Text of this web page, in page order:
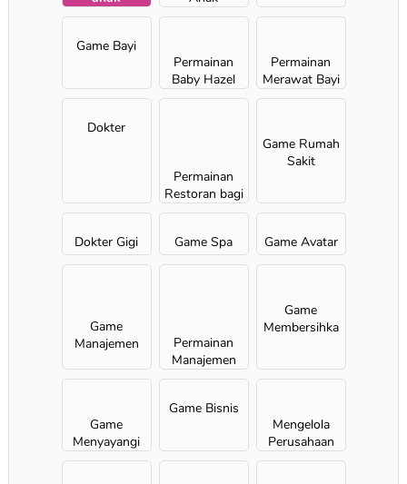
Game Bayi
Permainan
Baby Hazel
Permainan
Merawat Bayi
Dokter
Permainan
Restoran bagi
Anak
Game Rumah
Sakit
Dokter Gigi Game Spa Game Avatar
Game
Manajemen
Permainan
Manajemen
bagi Anak
Game
Membersihka
Game
Menyayangi
Game Bisnis
Mengelola
Perusahaan